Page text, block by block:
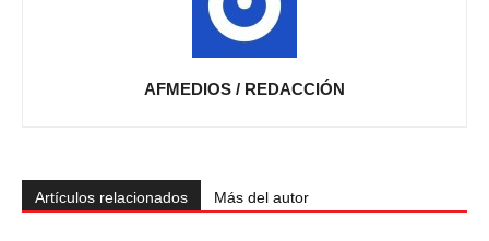
AFMEDIOS / REDACCIÓN
Artículos relacionados Más del autor